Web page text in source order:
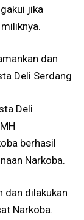
jika
dan
Deli Serdang
Deli
berhasil
Narkoba.
dan dilakukan
Narkoba.